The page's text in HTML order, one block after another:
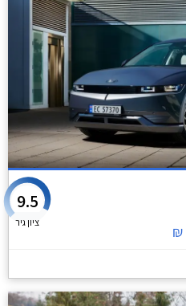
₪
9.5
ציון גיר